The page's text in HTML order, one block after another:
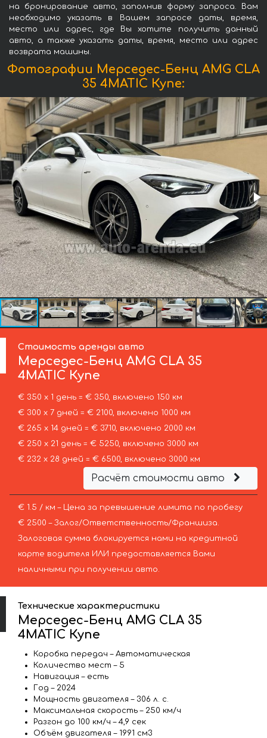
на бронирование авто, заполнив форму запроса. Вам
необходимо указать в Вашем запросе даты, время,
место или адрес, где Вы хотите получить данный
авто, а также указать даты, время, место или адрес
возврата машины.
Фотографии Мерседес-Бенц AMG CLA
35 4MATIC Купе:
Стоимость аренды авто
Мерседес-БенцAMG CLA 35
4MATIC Купе
€ 350 х 1 день = € 350, включено 150 км
€ 300 х 7 дней = € 2100, включено 1000 км
€ 265 х 14 дней = € 3710, включено 2000 км
€ 250 х 21 день = € 5250, включено 3000 км
€ 232 х 28 дней = € 6500, включено 3000 км
Расчёт стоимости авто
€ 1.5 / км – Цена за превышение лимита по пробегу
€ 2500 – Залог/Ответственность/Франшиза.
Залоговая сумма блокируется нами на кредитной
карте водителя ИЛИ предоставляется Вами
наличными при получении авто.
Технические характеристики
Мерседес-Бенц AMG CLA 35
4MATIC Купе
Коробка передач – Автоматическая
Количество мест – 5
Навигация – есть
Год – 2024
Мощность двигателя – 306 л. с.
Максимальная скорость – 250 км/ч
Разгон до 100 км/ч – 4,9 сек
Объём двигателя – 1991 см3